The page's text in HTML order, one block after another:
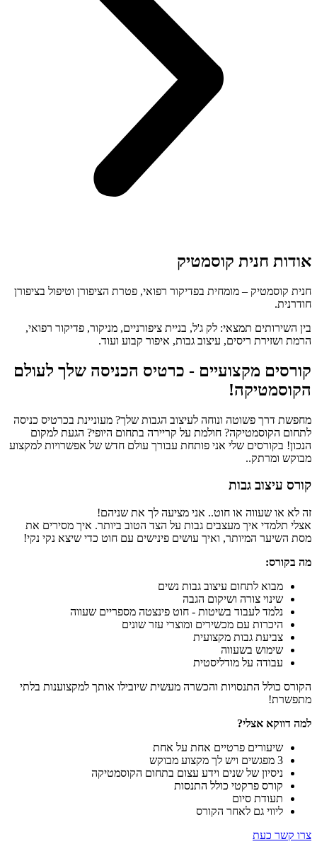
אודות חנית קוסמטיק
חנית קוסמטיק – מומחית בפדיקור רפואי, פטרת הציפורן וטיפול בציפורן
חודרנית.
בין השירותים תמצאי: לק ג'ל, בניית ציפורניים, מניקור, פדיקור רפואי,
הרמת ושזירת ריסים, עיצוב גבות, איפור קבוע ועוד.
קורסים מקצועיים - כרטיס הכניסה שלך לעולם
הקוסמטיקה!
מחפשת דרך פשוטה ונוחה לעיצוב הגבות שלך? מעוניינת בכרטיס כניסה
לתחום הקוסמטיקה? חולמת על קריירה בתחום היופי? הגעת למקום
הנכון! בקורסים שלי אני פותחת עבורך עולם חדש של אפשרויות למקצוע
מבוקש ומרתק..
קורס עיצוב גבות
זה לא או שעווה או חוט.. אני מציעה לך את שניהם!
אצלי תלמדי איך מעצבים גבות על הצד הטוב ביותר. איך מסירים את
מסת השיער המיותר, ואיך עושים פינישים עם חוט כדי שיצא נקי נקי!
מה בקורס:
מבוא לתחום עיצוב גבות נשים
שינוי צורה ושיקום הגבה
נלמד לעבוד בשיטות - חוט פינצטה מספריים שעווה
היכרות עם מכשירים ומוצרי עזר שונים
צביעת גבות מקצועית
שימוש בשעווה
עבודה על מודליסטית
הקורס כולל התנסויות והכשרה מעשית שיובילו אותך למקצוענות בלתי
מתפשרת!
למה דווקא אצלי?
שיעורים פרטיים אחת על אחת
3 מפגשים ויש לך מקצוע מבוקש
ניסיון של שנים וידע עצום בתחום הקוסמטיקה
קורס פרקטי כולל התנסות
תעודת סיום
ליווי גם לאחר הקורס
צרו קשר כעת